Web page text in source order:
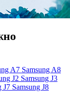
A7 Samsung A8
J2 Samsung J3
J7 Samsung J8